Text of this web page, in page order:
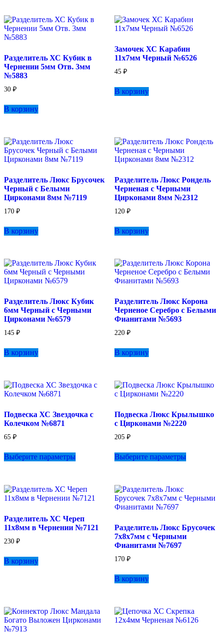
выбрать
на
Разделитель ХС Кубик в
Чернении 5мм Отв. 3мм
№5883
30 ₽
В корзину
Замочек ХС Карабин
11х7мм Черный №6526
45 ₽
В корзину
Разделитель Люкс Брусочек
Черный с Белыми
Цирконами 8мм №7119
170 ₽
В корзину
Разделитель Люкс Рондель
Черненая с Черными
Цирконами 8мм №2312
120 ₽
В корзину
Разделитель Люкс Кубик
6мм Черный с Черными
Цирконами №6579
145 ₽
В корзину
Разделитель Люкс Корона
Черненое Серебро с Белыми
Фианитами №5693
220 ₽
В корзину
Подвеска ХС Звездочка с
Колечком №6871
65 ₽
Выберите параметры
Опции
можно
на
странице
Подвеска Люкс Крылышко
с Цирконами №2220
205 ₽
Выберите параметрытовар
можно
странице
товара.
Разделитель ХС Череп
11х8мм в Чернении №7121
230 ₽
В корзину
Разделитель Люкс Брусочек
7х8х7мм с Черными
Фианитами №7697
170 ₽
В корзину